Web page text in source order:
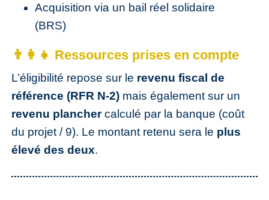
Acquisition via un bail réel solidaire
(BRS)
👨‍👩‍👧 Ressources prises en compte
L’éligibilité repose sur le revenu fiscal de
référence (RFR N-2) mais également sur un
revenu planchercalculé par la banque (coût
du projet / 9). Le montant retenu sera le plus
élevé des deux.